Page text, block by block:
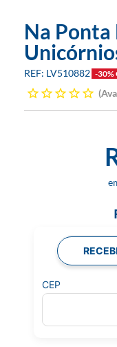
Na Ponta
LV510882 -30%
CEP